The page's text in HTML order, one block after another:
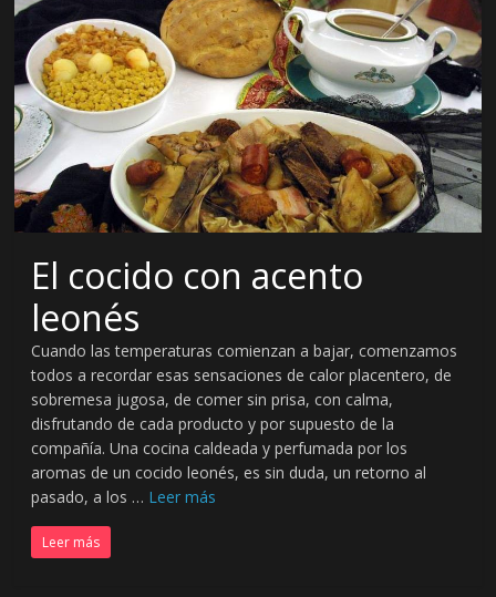
e
n
s
a
d
e
D
a
El cocido con acento
leonés
Cuando las temperaturas comienzan a bajar, comenzamos
todos a recordar esas sensaciones de calor placentero, de
sobremesa jugosa, de comer sin prisa, con calma,
disfrutando de cada producto y por supuesto de la
compañía. Una cocina caldeada y perfumada por los
aromas de un cocido leonés, es sin duda, un retorno al
pasado, a los … Leer más
Leer más